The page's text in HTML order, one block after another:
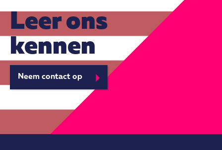
Leer ons
kennen
Neem contact op